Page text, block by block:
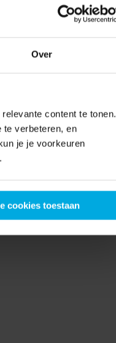
Over
content te tonen.
te verbeteren, en
je je voorkeuren
cookies toestaan